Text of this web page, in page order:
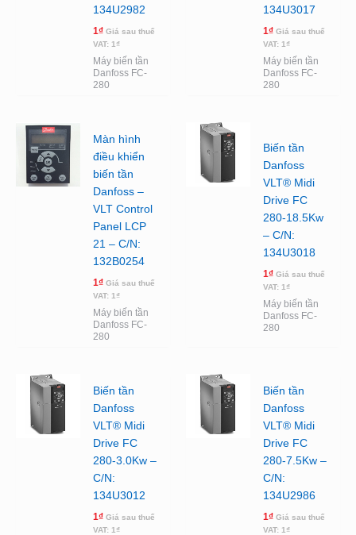
134U2982
1₫ Giá sau thuế
VAT: 1₫
Máy biến tần
Danfoss FC-
280
134U3017
1₫ Giá sau thuế
VAT: 1₫
Máy biến tần
Danfoss FC-
280
Màn hình
điều khiển
biến tần
Danfoss –
VLT Control
Panel LCP
21 – C/N:
132B0254
1₫ Giá sau thuế
VAT: 1₫
Máy biến tần
Danfoss FC-
280
Biến tần
Danfoss
VLT® Midi
Drive FC
280-18.5Kw
– C/N:
134U3018
1₫ Giá sau thuế
VAT: 1₫
Máy biến tần
Danfoss FC-
280
Biến tần
Danfoss
VLT® Midi
Drive FC
280-3.0Kw –
C/N:
134U3012
1₫ Giá sau thuế
VAT: 1₫
Biến tần
Danfoss
VLT® Midi
Drive FC
280-7.5Kw –
C/N:
134U2986
1₫ Giá sau thuế
VAT: 1₫